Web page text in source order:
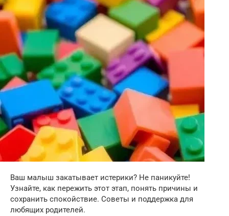
Ваш малыш закатывает истерики? Не паникуйте!
Узнайте, как пережить этот этап, понять причины и
сохранить спокойствие. Советы и поддержка для
любящих родителей.